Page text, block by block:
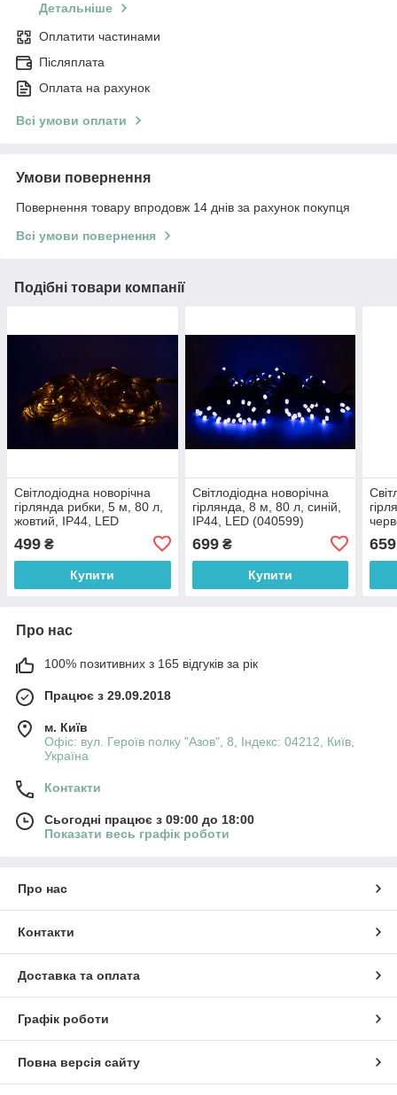
Детальніше
Оплатити частинами
Післяплата
Оплата на рахунок
Всі умови оплати
Умови повернення
Повернення товару впродовж 14 днів за рахунок покупця
Всі умови повернення
Подібні товари компанії
Світлодіодна новорічна
гірлянда рибки, 5 м, 80 л,
жовтий, IP44, LED
499 ₴
Купити
Світлодіодна новорічна
гірлянда, 8 м, 80 л, синій,
IP44, LED (040599)
699₴
Купити
659
Про нас
100% позитивних з 165 відгуків за рік
Працює з 29.09.2018
м. Київ
Офіс: вул. Героїв полку "Азов", 8, Індекс: 04212, Київ,
Україна
Контакти
Сьогодні працює з 09:00 до 18:00
Показати весь графік роботи
Про нас
Контакти
Доставка та оплата
Графік роботи
Повна версія сайту